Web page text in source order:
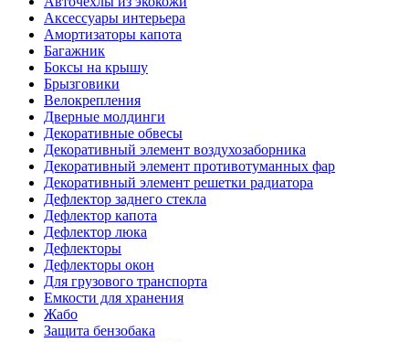
Аксессуары интерьера
Амортизаторы капота
Багажник
Боксы на крышу
Брызговики
Велокрепления
Дверные молдинги
Декоративные обвесы
Декоративный элемент воздухозаборника
Декоративный элемент противотуманных фар
Декоративный элемент решетки радиатора
Дефлектор заднего стекла
Дефлектор капота
Дефлектор люка
Дефлекторы
Дефлекторы окон
Для грузового транспорта
Емкости для хранения
Жабо
Защита бензобака